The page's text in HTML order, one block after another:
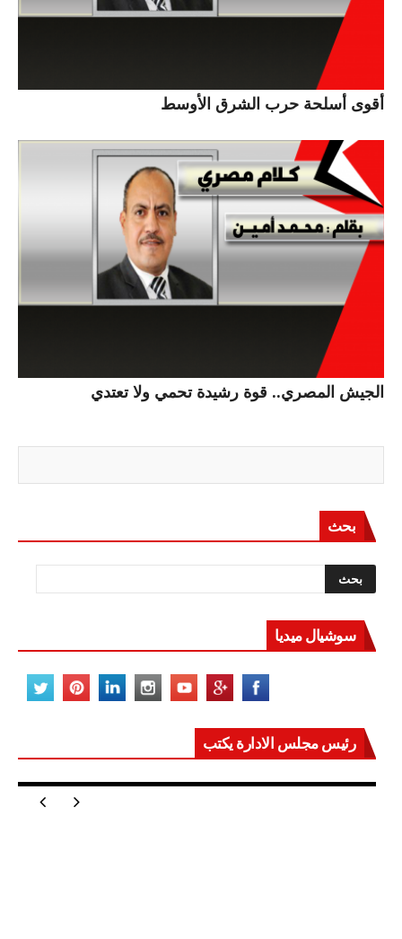
أقوى أسلحة حرب الشرق الأوسط
الجيش المصري.. قوة رشيدة تحمي ولا تعتدي
بحث
سوشيال ميديا
رئيس مجلس الادارة يكتب
مصر تعيد للعالم اتزانه